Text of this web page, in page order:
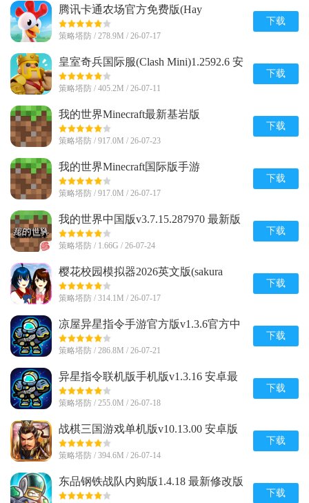
腾讯卡通农场官方免费版(Hay
Day)v1.71.1 安卓最新版
策略塔防 / 278.9M / 26-07-17
下载
皇室奇兵国际服(Clash Mini)1.2592.6 安
卓最新版
策略塔防 / 405.2M / 26-07-11
下载
我的世界Minecraft最新基岩版
v1.26.20.24 安卓免付费版
策略塔防 / 917.0M / 26-07-23
下载
我的世界Minecraft国际版手游
v1.26.20.24 官方最新版
策略塔防 / 917.0M / 26-07-17
下载
我的世界中国版v3.7.15.287970 最新版
策略塔防 / 1.66G / 26-07-24
下载
樱花校园模拟器2026英文版(sakura
schoolsimulator)v1.048.08 手机版
策略塔防 / 314.1M / 26-07-17
下载
凉屋异星指令手游官方版v1.3.6官方中
文最新版
策略塔防 / 286.8M / 26-07-21
下载
异星指令联机版手机版v1.3.16 安卓最
新版
策略塔防 / 255.0M / 26-07-18
下载
战棋三国游戏单机版v10.13.00 安卓版
策略塔防 / 394.6M / 26-07-14
下载
东品钢铁战队内购版1.4.18 最新修改版
下载